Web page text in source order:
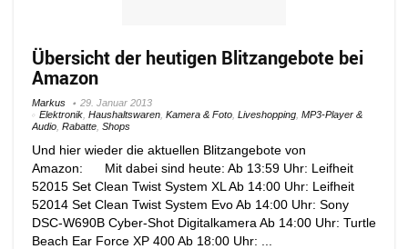
Übersicht der heutigen Blitzangebote bei
Amazon
Markus
29. Januar 2013
Elektronik Haushaltswaren Kamera & Foto Liveshopping MP3-Player &
Audio Rabatte Shops
Und hier wieder die aktuellen Blitzangebote von
Amazon: Mit dabei sind heute: Ab 13:59 Uhr: Leifheit
52015 Set Clean Twist System XL Ab 14:00 Uhr: Leifheit
52014 Set Clean Twist System Evo Ab 14:00 Uhr: Sony
DSC-W690B Cyber-Shot Digitalkamera Ab 14:00 Uhr: Turtle
Beach Ear Force XP 400 Ab 18:00 Uhr: ...